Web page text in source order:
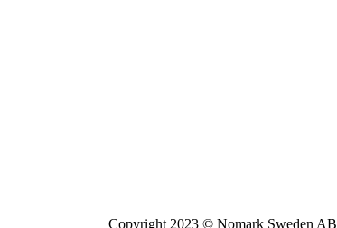
Copyright 2023 © Nomark Sweden AB